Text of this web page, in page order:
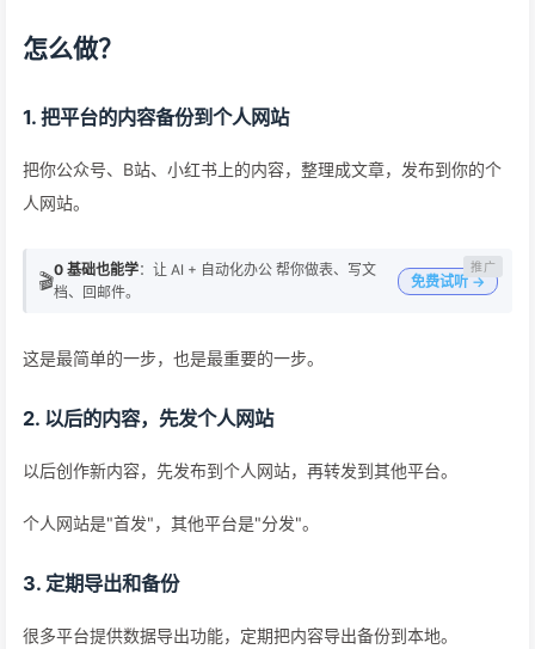
怎么做？
1. 把平台的内容备份到个人网站
把你公众号、B站、小红书上的内容，整理成文章，发布到你的个
人网站。
🎬0 基础也能学：让 AI + 自动化办公 帮你做表、写文
档、回邮件。
免费试听 →
这是最简单的一步，也是最重要的一步。
2. 以后的内容，先发个人网站
以后创作新内容，先发布到个人网站，再转发到其他平台。
个人网站是"首发"，其他平台是"分发"。
3. 定期导出和备份
很多平台提供数据导出功能，定期把内容导出备份到本地。